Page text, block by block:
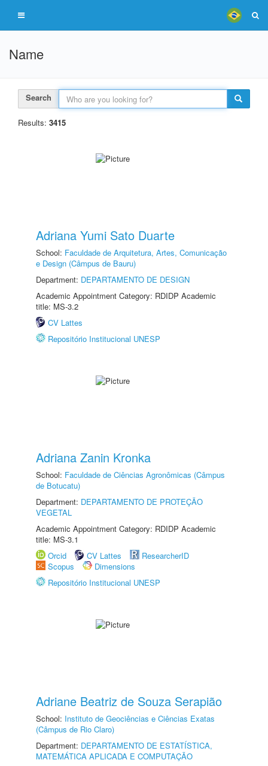
Name
Search
Results: 3415
Adriana Yumi Sato Duarte
School: Faculdade de Arquitetura, Artes, Comunicação
e Design (Câmpus de Bauru)
Department: DEPARTAMENTO DE DESIGN
Academic Appointment Category: RDIDP Academic
title: MS-3.2
CV Lattes
Repositório Institucional UNESP
Adriana Zanin Kronka
School: Faculdade de Ciências Agronômicas (Câmpus
de Botucatu)
Department: DEPARTAMENTO DE PROTEÇÃO
VEGETAL
Academic Appointment Category: RDIDP Academic
title: MS-3.1
Orcid
CV Lattes
ResearcherID
Scopus
Dimensions
Repositório Institucional UNESP
Adriane Beatriz de Souza Serapião
School: Instituto de Geociências e Ciências Exatas
(Câmpus de Rio Claro)
Department: DEPARTAMENTO DE ESTATÍSTICA,
MATEMÁTICA APLICADA E COMPUTAÇÃO